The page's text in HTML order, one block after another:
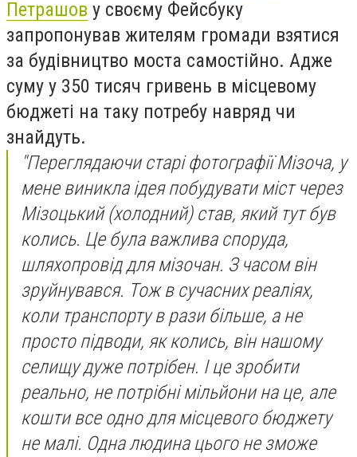
Петрашов у своєму Фейсбуку
запропонував жителям громади взятися
за будівництво моста самостійно. Адже
суму у 350 тисяч гривень в місцевому
бюджеті на таку потребу навряд чи
знайдуть.
"Переглядаючи старі фотографії Мізоча, у
мене виникла ідея побудувати міст через
Мізоцький (холодний) став, який тут був
колись. Це була важлива споруда,
шляхопровід для мізочан. З часом він
зруйнувався. Тож в сучасних реаліях,
коли транспорту в рази більше, а не
просто підводи, як колись, він нашому
селищу дуже потрібен. І це зробити
реально, не потрібні мільйони на це, але
кошти все одно для місцевого бюджету
не малі. Одна людина цього не зможе